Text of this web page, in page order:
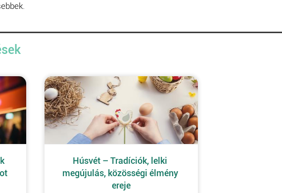
Húsvét – Tradíciók, lelki
megújulás, közösségi élmény
ereje